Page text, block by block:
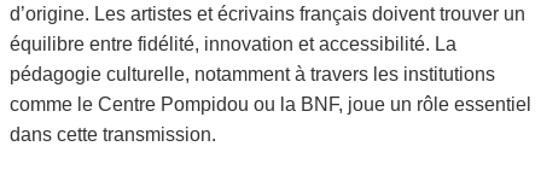
d’origine. Les artistes et écrivains français doivent trouver un
équilibre entre fidélité, innovation et accessibilité. La
pédagogie culturelle, notamment à travers les institutions
comme le Centre Pompidou ou la BNF, joue un rôle essentiel
dans cette transmission.